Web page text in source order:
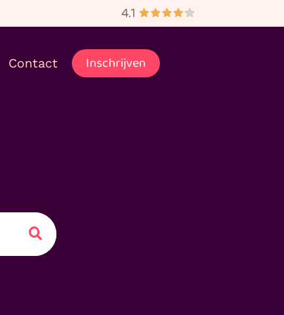
Contact Inschrijven